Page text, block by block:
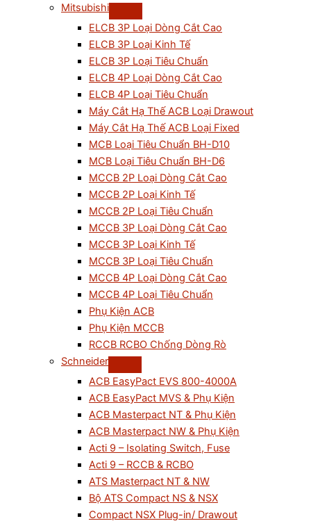
Mitsubishi
ELCB 3P Loại Dòng Cắt Cao
ELCB 3P Loại Kinh Tế
ELCB 3P Loại Tiêu Chuẩn
ELCB 4P Loại Dòng Cắt Cao
ELCB 4P Loại Tiêu Chuẩn
Máy Cắt Hạ Thế ACB Loại Drawout
Máy Cắt Hạ Thế ACB Loại Fixed
MCB Loại Tiêu Chuẩn BH-D10
MCB Loại Tiêu Chuẩn BH-D6
MCCB 2P Loại Dòng Cắt Cao
MCCB 2P Loại Kinh Tế
MCCB 2P Loại Tiêu Chuẩn
MCCB 3P Loại Dòng Cắt Cao
MCCB 3P Loại Kinh Tế
MCCB 3P Loại Tiêu Chuẩn
MCCB 4P Loại Dòng Cắt Cao
MCCB 4P Loại Tiêu Chuẩn
Phụ Kiện ACB
Phụ Kiện MCCB
RCCB RCBO Chống Dòng Rò
Schneider
ACB EasyPact EVS 800-4000A
ACB EasyPact MVS & Phụ Kiện
ACB Masterpact NT & Phụ Kiện
ACB Masterpact NW & Phụ Kiện
Acti 9 – Isolating Switch, Fuse
Acti 9 – RCCB & RCBO
ATS Masterpact NT & NW
Bộ ATS Compact NS & NSX
Compact NSX Plug-in/ Drawout